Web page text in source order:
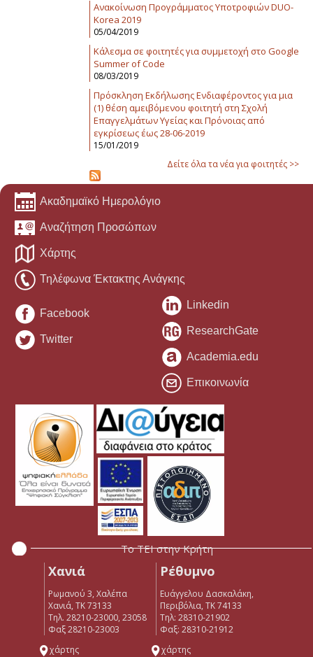
Ανακοίνωση Προγράμματος Υποτροφιών DUO-
Korea 2019
05/04/2019
Κάλεσμα σε φοιτητές για συμμετοχή στο Google
Summer of Code
08/03/2019
Πρόσκληση Εκδήλωσης Ενδιαφέροντος για μια
(1) θέση αμειβόμενου φοιτητή στη Σχολή
Επαγγελμάτων Υγείας και Πρόνοιας από
εγκρίσεως έως 28-06-2019
15/01/2019
Δείτε όλα τα νέα για φοιτητές >>
Ακαδημαϊκό Ημερολόγιο
Αναζήτηση Προσώπων
Χάρτης
Τηλέφωνα Έκτακτης Ανάγκης
Facebook
Twitter
Linkedin
ResearchGate
Academia.edu
Επικοινωνία
Το ΤΕΙ στην Κρήτη
Χανιά
Ρωμανού 3, Χαλέπα
Χανιά, ΤΚ 73133
Τηλ. 28210-23000, 23058
Φαξ 28210-23003
χάρτης
Ρέθυμνο
Ευάγγελου Δασκαλάκη,
Περιβόλια, ΤΚ 74133
Tηλ: 28310-21902
Φαξ: 28310-21912
χάρτης